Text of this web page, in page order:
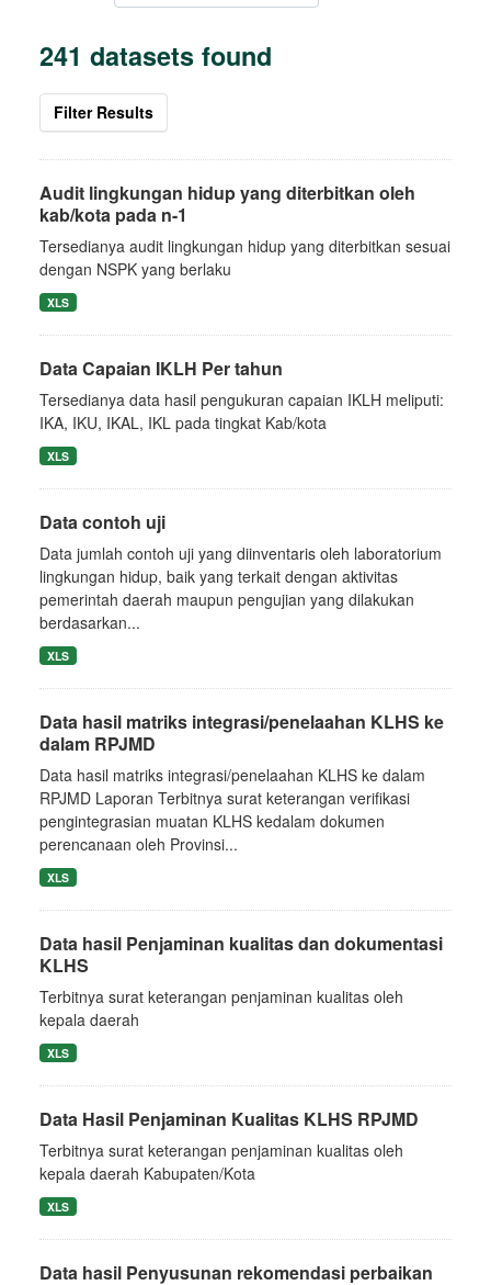
241 datasets found
Filter Results
Audit lingkungan hidup yang diterbitkan oleh
kab/kota pada n-1
Tersedianya audit lingkungan hidup yang diterbitkan sesuai
dengan NSPK yang berlaku
XLS
Data Capaian IKLH Per tahun
Tersedianya data hasil pengukuran capaian IKLH meliputi:
IKA, IKU, IKAL, IKL pada tingkat Kab/kota
XLS
Data contoh uji
Data jumlah contoh uji yang diinventaris oleh laboratorium
lingkungan hidup, baik yang terkait dengan aktivitas
pemerintah daerah maupun pengujian yang dilakukan
berdasarkan...
XLS
Data hasil matriks integrasi/penelaahan KLHS ke
dalam RPJMD
Data hasil matriks integrasi/penelaahan KLHS ke dalam
RPJMD Laporan Terbitnya surat keterangan verifikasi
pengintegrasian muatan KLHS kedalam dokumen
perencanaan oleh Provinsi...
XLS
Data hasil Penjaminan kualitas dan dokumentasi
KLHS
Terbitnya surat keterangan penjaminan kualitas oleh
kepala daerah
XLS
Data Hasil Penjaminan Kualitas KLHS RPJMD
Terbitnya surat keterangan penjaminan kualitas oleh
kepala daerah Kabupaten/Kota
XLS
Data hasil Penyusunan rekomendasi perbaikan